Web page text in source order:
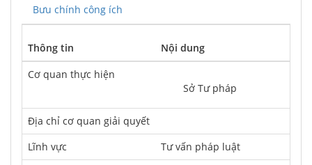
Bưu chính công ích
Thông tin
Nội dung
Cơ quan thực hiện
	Sở Tư pháp
Địa chỉ cơ quan giải quyết
Lĩnh vực
Tư vấn pháp luật